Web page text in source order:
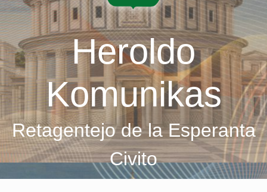
Heroldo
Komunikas
Retagentejo de la Esperanta
Civito